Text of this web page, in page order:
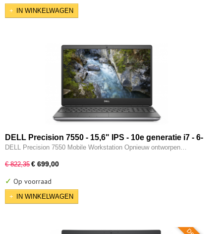
IN WINKELWAGEN
DELL Precision 7550 - 15,6" IPS - 10e generatie i7 - 6-
CORE - 32GB - 512GB SSD - 2x Thunderbolt - Nvidia
DELL Precision 7550 Mobile Workstation Opnieuw ontworpen…
€ 822,35 € 699,00
✓ Op voorraad
IN WINKELWAGEN